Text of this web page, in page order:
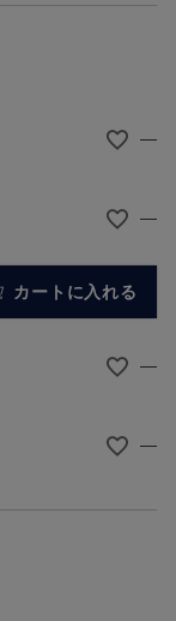
—
—
カートに入れる
—
—